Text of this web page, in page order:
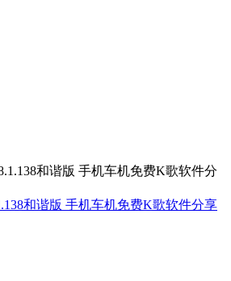
和谐版 手机车机免费K歌软件分享